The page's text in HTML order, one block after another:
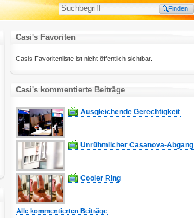
Casi's Favoriten
Casis Favoritenliste ist nicht öffentlich sichtbar.
Casi's kommentierte Beiträge
Ausgleichende Gerechtigkeit
Unrühmlicher Casanova-Abgang
Cooler Ring
Alle kommentierten Beiträge